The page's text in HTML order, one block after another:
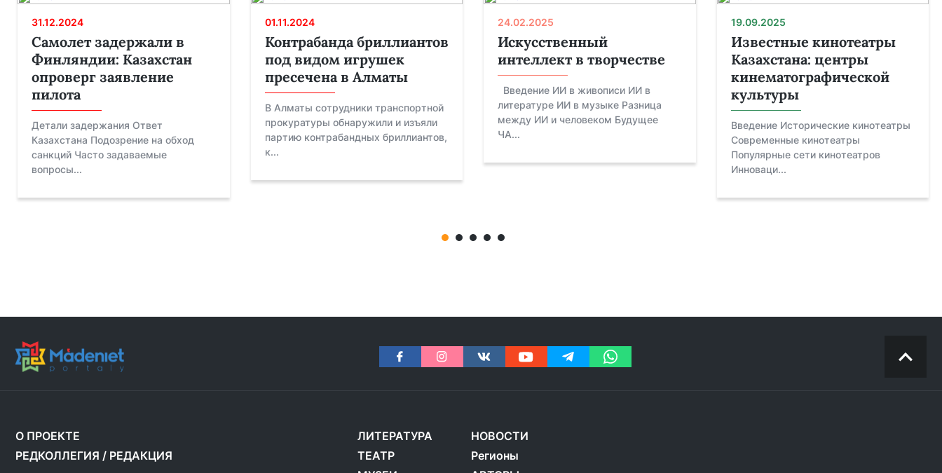
31.12.2024
Самолет задержали в
Финляндии: Казахстан
опроверг заявление
пилота
Детали задержания Ответ
Казахстана Подозрение на обход
санкций Часто задаваемые
вопросы...
01.11.2024
Контрабанда бриллиантов
под видом игрушек
пресечена в Алматы
В Алматы сотрудники транспортной
прокуратуры обнаружили и изъяли
партию контрабандных бриллиантов,
к...
24.02.2025
Искусственный
интеллект в творчестве
Введение ИИ в живописи ИИ в
литературе ИИ в музыке Разница
между ИИ и человеком Будущее
ЧА...
19.09.2025
Известные кинотеатры
Казахстана: центры
кинематографической
культуры
Введение Исторические кинотеатры
Современные кинотеатры
Популярные сети кинотеатров
Инноваци...
О ПРОЕКТЕ
РЕДКОЛЛЕГИЯ / РЕДАКЦИЯ
ЛИТЕРАТУРА
ТЕАТР
НОВОСТИ
Регионы